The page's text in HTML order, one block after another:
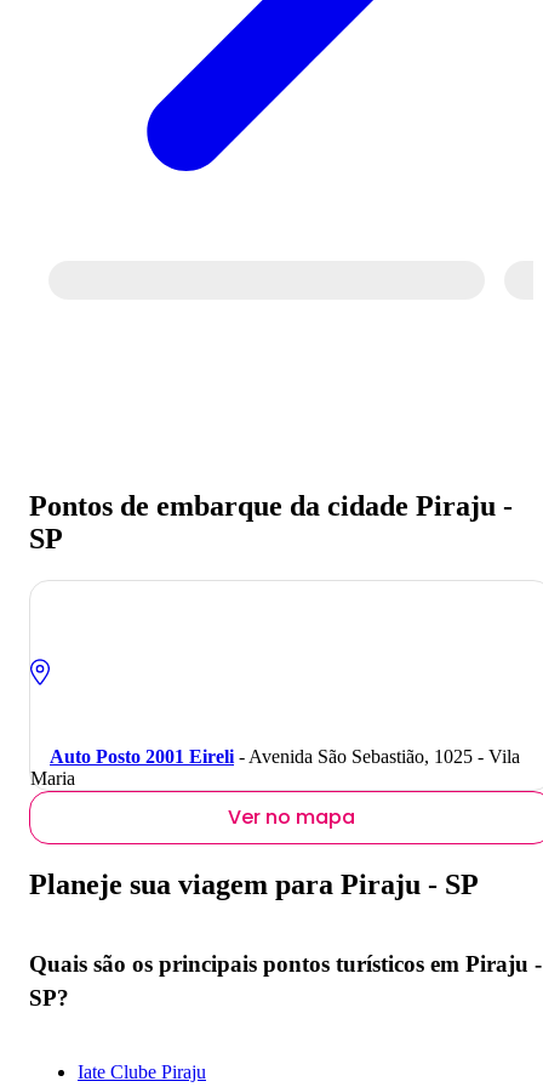
Pontos de embarque da cidade Piraju -
SP
Auto Posto 2001 Eireli - Avenida São Sebastião, 1025 - Vila
Maria
Ver no mapa
Planeje sua viagem para Piraju - SP
Quais são os principais pontos turísticos em Piraju -
SP?
Iate Clube Piraju